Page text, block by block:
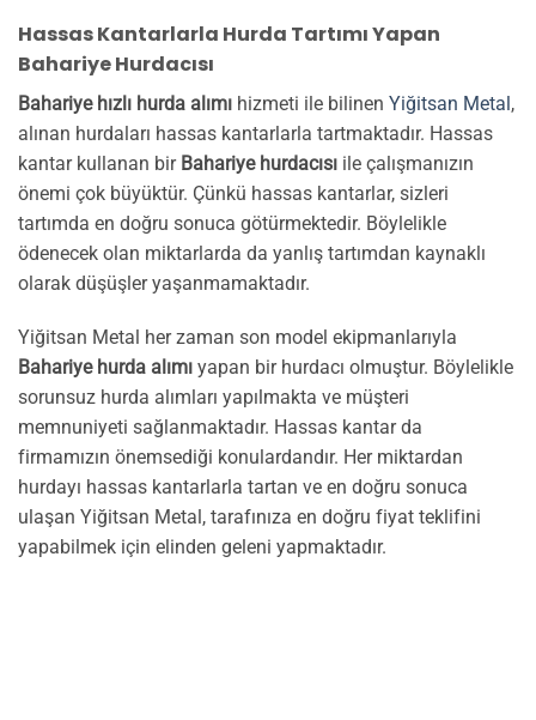
Hassas Kantarlarla Hurda Tartımı Yapan
Bahariye Hurdacısı
Bahariye hızlı hurda alımı hizmeti ile bilinen Yiğitsan Metal,
alınan hurdaları hassas kantarlarla tartmaktadır. Hassas
kantar kullanan bir Bahariye hurdacısı ile çalışmanızın
önemi çok büyüktür. Çünkü hassas kantarlar, sizleri
tartımda en doğru sonuca götürmektedir. Böylelikle
ödenecek olan miktarlarda da yanlış tartımdan kaynaklı
olarak düşüşler yaşanmamaktadır.
Yiğitsan Metal her zaman son model ekipmanlarıyla
Bahariye hurda alımı yapan bir hurdacı olmuştur. Böylelikle
sorunsuz hurda alımları yapılmakta ve müşteri
memnuniyeti sağlanmaktadır. Hassas kantar da
firmamızın önemsediği konulardandır. Her miktardan
hurdayı hassas kantarlarla tartan ve en doğru sonuca
ulaşan Yiğitsan Metal, tarafınıza en doğru fiyat teklifini
yapabilmek için elinden geleni yapmaktadır.